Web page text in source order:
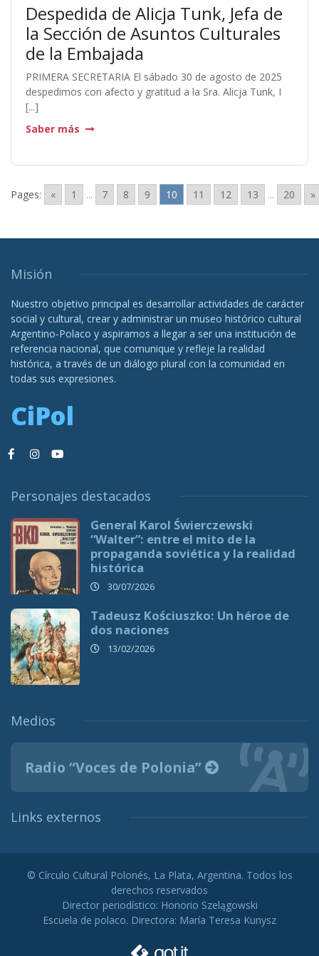
Despedida de Alicja Tunk, Jefa de
la Sección de Asuntos Culturales
de la Embajada
PRIMERA SECRETARIA El sábado 30 de agosto de 2025
despedimos con afecto y gratitud a la Sra. Alicja Tunk, I
[...]
Saber más
Pages: « 1 ... 7 8 9 10 11 12 13 ... 20 »
Misión
Nuestro objetivo principal es desarrollar actividades de carácter
social y cultural, crear y administrar un museo histórico cultural
Argentino-Polaco y aspiramos a llegar a ser una institución de
referencia nacional, que comunique y refleje la realidad
histórica, a través de un diálogo plural con la comunidad en
todas sus expresiones.
CiPol
Personajes destacados
General Karol Świerczewski
“Walter”: entre el mito de la
propaganda soviética y la realidad
histórica
30/07/2026
Tadeusz Kościuszko: Un héroe de
dos naciones
13/02/2026
Medios
Radio “Voces de Polonia”
Links externos
© Círculo Cultural Polonés, La Plata, Argentina. Todos los
derechos reservados
Director periodístico: Honorio Szelągowski
Escuela de polaco. Directora: María Teresa Kunysz